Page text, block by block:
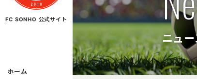
FC SONHO 公式サイト
ホーム
ニュー